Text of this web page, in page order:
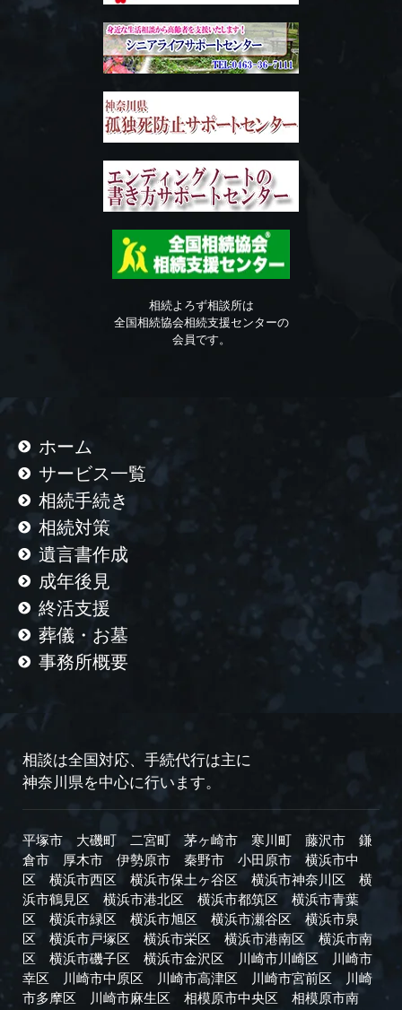
相続よろず相談所は
全国相続協会相続支援センターの
会員です。
ホーム
サービス一覧
相続手続き
相続対策
遺言書作成
成年後見
終活支援
葬儀・お墓
事務所概要
相談は全国対応、手続代行は主に
神奈川県を中心に行います。
平塚市 大磯町 二宮町 茅ヶ崎市 寒川町 藤沢市
鎌
倉市
厚木市 伊勢原市 秦野市 小田原市
横浜市中
区
横浜市西区 横浜市保土ヶ谷区 横浜市神奈川区
横
浜市鶴見区
横浜市港北区 横浜市都筑区
横浜市青葉
区
横浜市緑区 横浜市旭区 横浜市瀬谷区
横浜市泉
区
横浜市戸塚区 横浜市栄区 横浜市港南区
横浜市南
区
横浜市磯子区 横浜市金沢区 川崎市川崎区
川崎市
幸区
川崎市中原区 川崎市高津区 川崎市宮前区
川崎
市多摩区
川崎市麻生区 相模原市中央区 相模原市南